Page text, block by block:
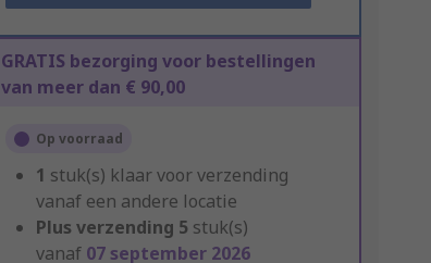
GRATIS bezorging voor bestellingen
van meer dan € 90,00
Op voorraad
1 stuk(s) klaar voor verzending
vanaf een andere locatie
Plus verzending 5 stuk(s)
vanaf 07 september 2026